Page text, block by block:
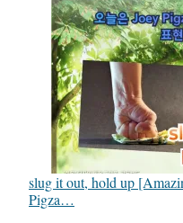
slug it out, hold up
Pigza…